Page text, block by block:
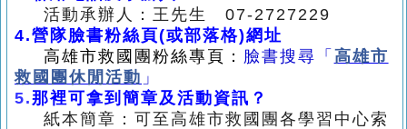
活動承辦人：王先生 07-2727229
4.營隊臉書粉絲頁(或部落格)網址
高雄市救國團粉絲專頁： 臉書搜尋 「 高雄市
救國團休閒活動 」
5.那裡可拿到簡章及活動資訊？
紙本簡章：可至高雄市救國團各學習中心索